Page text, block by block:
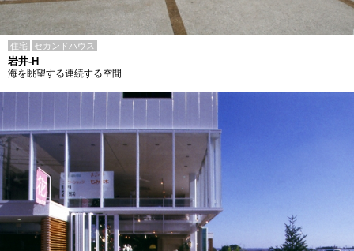
住宅 セカンドハウス
岩井-H
海を眺望する連続する空間